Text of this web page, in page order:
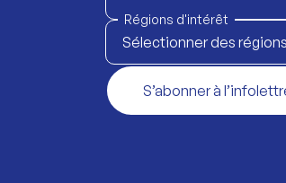
Régions d'intérêt
Sélectionner des régions
S’abonner à